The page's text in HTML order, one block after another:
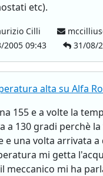
etc).
Cilli
2005 09:43
31/08/
alta su Alfa
155 e a volte la
a 130 gradi perchè
e una volta arrivata a
mi getta
meccanico mi ha